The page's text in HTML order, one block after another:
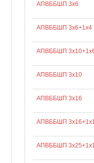
АПВББШП 3х6
АПВББШП 3х6+1х4
АПВББШП
АПВББШП 3х10
АПВББШП 3х16
АПВББШП
АПВББШП